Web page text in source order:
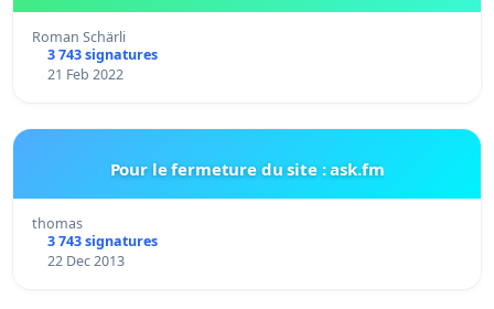
Roman Schärli
3 743 signatures
21 Feb 2022
Pour le fermeture du site : ask.fm
thomas
3 743 signatures
22 Dec 2013